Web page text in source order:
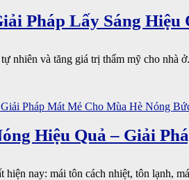
Pháp Lấy Sáng Hiệu
nhiên và tăng giá trị thẩm mỹ cho nhà
Hiệu Quả – Giải
nay: mái tôn cách nhiệt, tôn lạnh,